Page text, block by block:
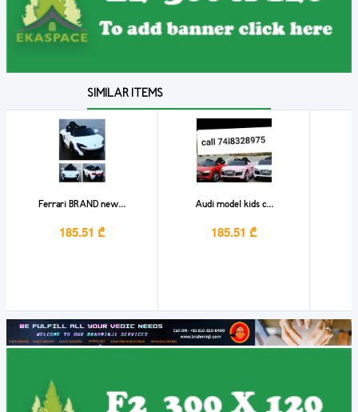
SIMILAR ITEMS
Ferrari BRAND new...
185.51 ₾
Audi model kids c...
185.51 ₾